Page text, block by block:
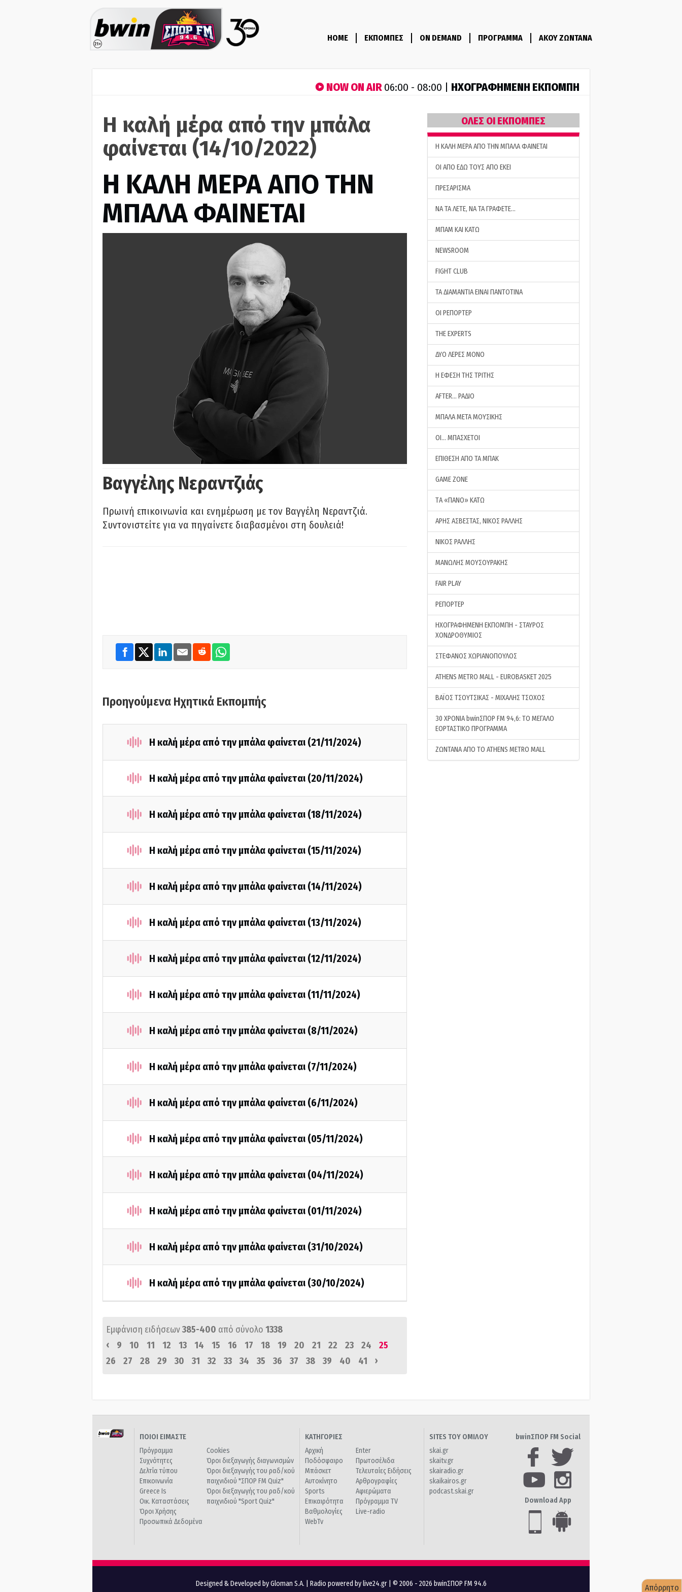
HOME ΕΚΠΟΜΠΕΣ ON DEMAND ΠΡΟΓΡΑΜΜΑ ΑΚΟΥ ΖΩΝΤΑΝΑ
NOW ON AIR06:00 - 08:00 | ΗΧΟΓΡΑΦΗΜΕΝΗ ΕΚΠΟΜΠΗ
Η καλή μέρα από την μπάλα
φαίνεται (14/10/2022)
H ΚΑΛΗ ΜΕΡΑ ΑΠΟ ΤΗΝ
ΜΠΑΛΑ ΦΑΙΝΕΤΑΙ
Βαγγέλης Νεραντζιάς
Πρωινή επικοινωνία και ενημέρωση με τον Βαγγέλη Νεραντζιά.
Συντονιστείτε για να πηγαίνετε διαβασμένοι στη δουλειά!
Προηγούμενα Ηχητικά Εκπομπής
Η καλή μέρα από την μπάλα φαίνεται (21/11/2024)
Η καλή μέρα από την μπάλα φαίνεται (20/11/2024)
Η καλή μέρα από την μπάλα φαίνεται (18/11/2024)
Η καλή μέρα από την μπάλα φαίνεται (15/11/2024)
Η καλή μέρα από την μπάλα φαίνεται (14/11/2024)
Η καλή μέρα από την μπάλα φαίνεται (13/11/2024)
Η καλή μέρα από την μπάλα φαίνεται (12/11/2024)
Η καλή μέρα από την μπάλα φαίνεται (11/11/2024)
Η καλή μέρα από την μπάλα φαίνεται (8/11/2024)
Η καλή μέρα από την μπάλα φαίνεται (7/11/2024)
Η καλή μέρα από την μπάλα φαίνεται (6/11/2024)
Η καλή μέρα από την μπάλα φαίνεται (05/11/2024)
Η καλή μέρα από την μπάλα φαίνεται (04/11/2024)
Η καλή μέρα από την μπάλα φαίνεται (01/11/2024)
Η καλή μέρα από την μπάλα φαίνεται (31/10/2024)
Η καλή μέρα από την μπάλα φαίνεται (30/10/2024)
Εμφάνιση ειδήσεων385-400 από σύνολο 1338
‹
9 10 11 12 13 14 15 16 17 18 19 20 21 22 23 24
25
26
27 28 29 30 31 32 33 34 35 36 37 38 39 40 41 ›
ΟΛΕΣ ΟΙ ΕΚΠΟΜΠΕΣ
H ΚΑΛΗ ΜΕΡΑ ΑΠΟ ΤΗΝ ΜΠΑΛΑ ΦΑΙΝΕΤΑΙ
ΟΙ ΑΠΟ ΕΔΩ ΤΟΥΣ ΑΠΟ ΕΚΕΙ
ΠΡΕΣΑΡΙΣΜΑ
ΝΑ ΤΑ ΛΕΤΕ, ΝΑ ΤΑ ΓΡΑΦΕΤΕ…
ΜΠΑΜ ΚΑΙ ΚΑΤΩ
NEWSROOM
FIGHT CLUB
ΤΑ ΔΙΑΜΑΝΤΙΑ ΕΙΝΑΙ ΠΑΝΤΟΤΙΝΑ
ΟΙ ΡΕΠΟΡΤΕΡ
THE EXPERTS
ΔΥΟ ΛΕΡΕΣ ΜΟΝΟ
Η ΕΦΕΣΗ ΤΗΣ ΤΡΙΤΗΣ
AFTER… ΡΑΔΙΟ
ΜΠΑΛΑ ΜΕΤΑ ΜΟΥΣΙΚΗΣ
ΟΙ… ΜΠΑΣΧΕΤΟΙ
ΕΠΙΘΕΣΗ ΑΠΟ ΤΑ ΜΠΑΚ
GAME ZONE
ΤA «ΠΑΝΟ» ΚΑΤΩ
ΑΡΗΣ ΑΣΒΕΣΤΑΣ, ΝΙΚΟΣ ΡΑΛΛΗΣ
ΝΙΚΟΣ ΡΑΛΛΗΣ
ΜΑΝΩΛΗΣ ΜΟΥΣΟΥΡΑΚΗΣ
FAIR PLAY
ΡΕΠΟΡΤΕΡ
ΗΧΟΓΡΑΦΗΜΕΝΗ ΕΚΠΟΜΠΗ - ΣΤΑΥΡΟΣ
ΧΟΝΔΡΟΘΥΜΙΟΣ
ΣΤΕΦΑΝΟΣ ΧΩΡΙΑΝΟΠΟΥΛΟΣ
ATHENS METRO MALL - EUROBASKET 2025
ΒΑΪΟΣ ΤΣΟΥΤΣΙΚΑΣ - ΜΙΧΑΛΗΣ ΤΣΟΧΟΣ
30 ΧΡΟΝΙΑ bwinΣΠΟΡ FM 94,6: ΤΟ ΜΕΓΑΛΟ
ΕΟΡΤΑΣΤΙΚΟ ΠΡΟΓΡΑΜΜΑ
ΖΩΝΤΑΝΑ ΑΠΟ ΤΟ ATHENS METRO MALL
ΠΟΙΟΙ ΕΙΜΑΣΤΕ
Πρόγραμμα
Συχνότητες
Δελτία τύπου
Επικοινωνία
Greece Is
Οικ. Καταστάσεις
Όροι Χρήσης
Προσωπικά Δεδομένα
Cookies
Όροι διεξαγωγής διαγωνισμών
Όροι διεξαγωγής του ραδ/κού
παιχνιδιού "ΣΠΟΡ FM Quiz"
Όροι διεξαγωγής του ραδ/κού
παιχνιδιού "Sport Quiz"
ΚΑΤΗΓΟΡΙΕΣ
Αρχική
Ποδόσφαιρο
Μπάσκετ
Αυτοκίνητο
Sports
Επικαιρότητα
Βαθμολογίες
WebTv
Enter
Πρωτοσέλιδα
Τελευταίες Ειδήσεις
Αρθρογραφίες
Αφιερώματα
Πρόγραμμα TV
Live-radio
SITES ΤΟΥ ΟΜΙΛΟΥ
skai.gr
skaitv.gr
skairadio.gr
skaikairos.gr
podcast.skai.gr
bwinΣΠΟΡ FM Social
Download App
Designed & Developed by Gloman S.A. Radio powered by live24.gr | © 2006 - 2026 bwinΣΠΟΡ FM 94.6 Απόρρητο